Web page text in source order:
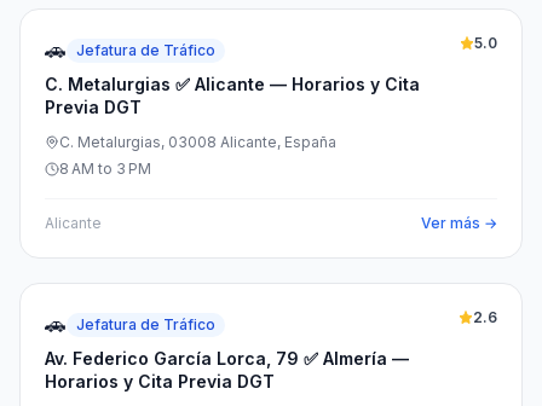
🚗 Jefatura de Tráfico
C. Metalurgias ✅ Alicante — Horarios y Cita
Previa DGT
5.0
C. Metalurgias, 03008 Alicante, España
8 AM to 3 PM
Alicante Ver más →
🚗 Jefatura de Tráfico
Av. Federico García Lorca, 79 ✅ Almería —
Horarios y Cita Previa DGT
2.6